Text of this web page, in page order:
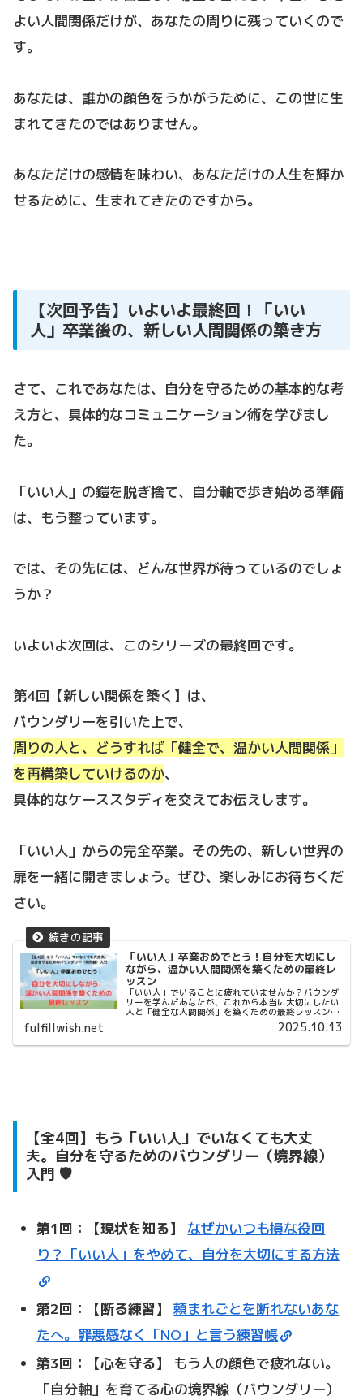
よい人間関係だけが、あなたの周りに残っていくので
す。
あなたは、誰かの顔色をうかがうために、この世に生
まれてきたのではありません。
あなただけの感情を味わい、あなただけの人生を輝か
せるために、生まれてきたのですから。
【次回予告】いよいよ最終回！「いい
人」卒業後の、新しい人間関係の築き方
さて、これであなたは、自分を守るための基本的な考
え方と、具体的なコミュニケーション術を学びまし
た。
「いい人」の鎧を脱ぎ捨て、自分軸で歩き始める準備
は、もう整っています。
では、その先には、どんな世界が待っているのでしょ
うか？
いよいよ次回は、このシリーズの最終回です。
第4回【新しい関係を築く】は、
バウンダリーを引いた上で、
周りの人と、どうすれば「健全で、温かい人間関係」
を再構築していけるのか、
具体的なケーススタディを交えてお伝えします。
「いい人」からの完全卒業。その先の、新しい世界の
扉を一緒に開きましょう。ぜひ、楽しみにお待ちくだ
さい。
「いい人」卒業おめでとう！自分を大切にし
ながら、温かい人間関係を築くための最終レ
ッスン
「いい人」でいることに疲れていませんか？バウンダ
リーを学んだあなたが、これから本当に大切にしたい
人と「健全な人間関係」を築くための最終レッスン。
罪悪感なく、自分らしくいられる関係性の作り方をご
fulfillwish.net 2025.10.13
【全4回】もう「いい人」でいなくても大丈
夫。自分を守るためのバウンダリー（境界線）
入門 🛡️
第1回：【現状を知る】
なぜかいつも損な役回
り？「いい人」をやめて、自分を大切にする方法
第2回：【断る練習】
頼まれごとを断れないあな
たへ。罪悪感なく「NO」と言う練習帳
第3回：【心を守る】
もう人の顔色で疲れない。
「自分軸」を育てる心の境界線（バウンダリー）